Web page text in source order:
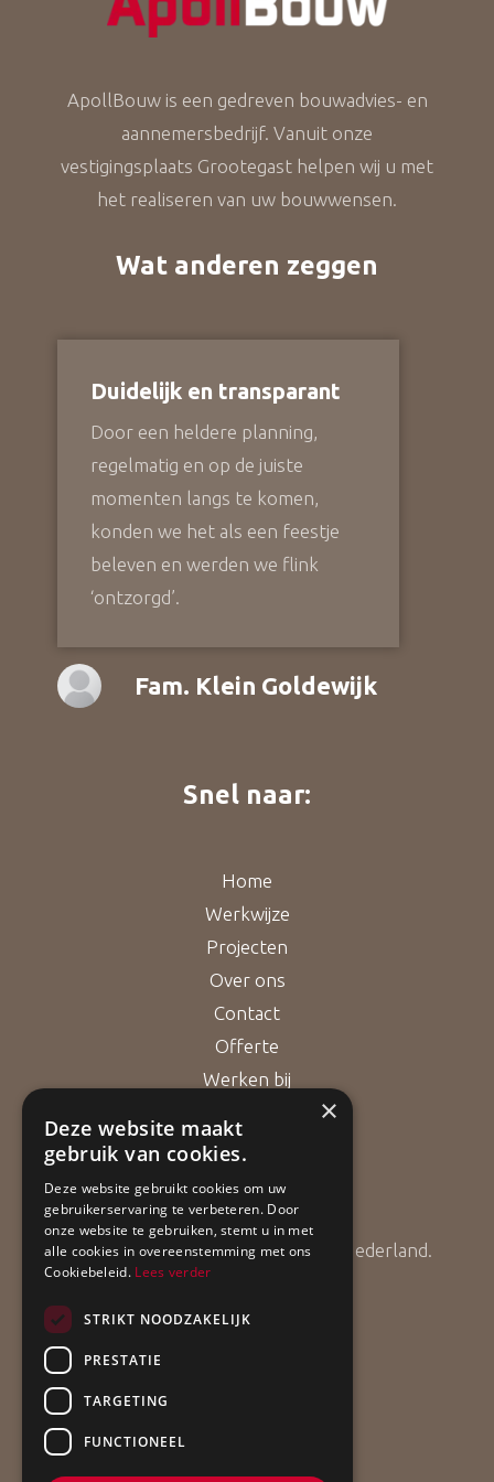
ApollBouw is een gedreven bouwadvies- en
aannemersbedrijf. Vanuit onze
vestigingsplaats Grootegast helpen wij u met
het realiseren van uw bouwwensen.
Wat anderen zeggen
Duidelijk en transparant
Door een heldere planning,
regelmatig en op de juiste
momenten langs te komen,
konden we het als een feestje
beleven en werden we flink
‘ontzorgd’.
Fam. Klein Goldewijk
Snel naar:
Home
Werkwijze
Projecten
Over ons
Contact
Offerte
Werken bij
Bouwgarant
ApollBouw is lid van Bouwgarant Nederland.
×
Deze website maakt
gebruik van cookies.
Deze website gebruikt cookies om uw
gebruikerservaring te verbeteren. Door
onze website te gebruiken, stemt u in met
alle cookies in overeenstemming met ons
Cookiebeleid. Lees verder
STRIKT NOODZAKELIJK
PRESTATIE
TARGETING
FUNCTIONEEL